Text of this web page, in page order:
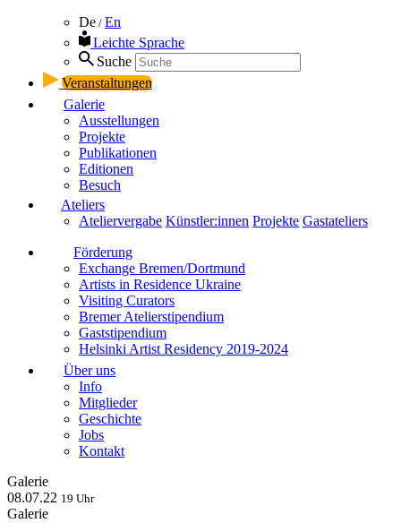
De / En
Leichte Sprache
Suche
Veranstaltungen
Galerie
Ausstellungen
Projekte
Publikationen
Editionen
Besuch
Ateliers
Ateliervergabe Künstler:innen Projekte Gastateliers
Förderung
Exchange Bremen/Dortmund
Artists in Residence Ukraine
Visiting Curators
Bremer Atelierstipendium
Gaststipendium
Helsinki Artist Residency 2019-2024
Über uns
Info
Mitglieder
Geschichte
Jobs
Kontakt
Galerie
08.07.22 19 Uhr
Galerie